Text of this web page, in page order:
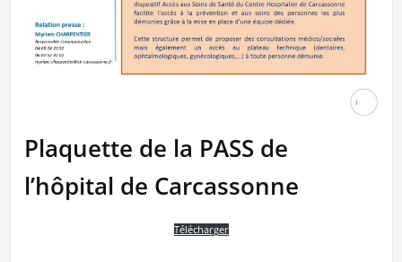
Plaquette de la PASS de
l’hôpital de Carcassonne
Télécharger